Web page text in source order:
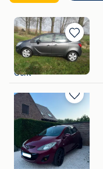
Bewaren
in
Mijn
Favorieten
marnix
Gent
Bewaren
in
Mijn
Favorieten
Marnix
Oostakker